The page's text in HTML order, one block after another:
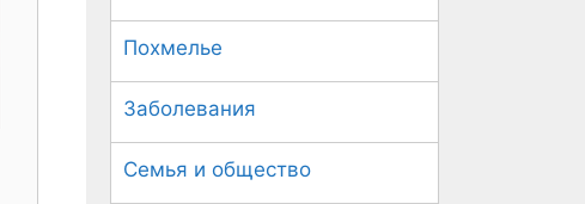
Похмелье
Заболевания
Семья и общество